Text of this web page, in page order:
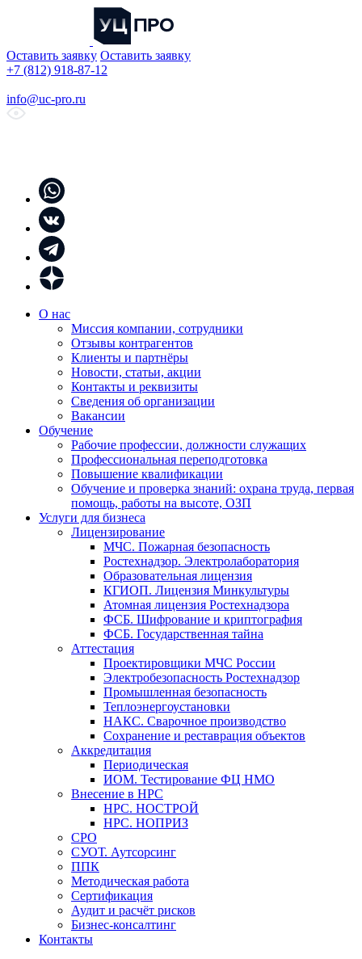
Оставить заявку Оставить заявку
+7 (812) 918-87-12
info@uc-pro.ru
О нас
Миссия компании, сотрудники
Отзывы контрагентов
Клиенты и партнёры
Новости, статьи, акции
Контакты и реквизиты
Сведения об организации
Вакансии
Обучение
Рабочие профессии, должности служащих
Профессиональная переподготовка
Повышение квалификации
Обучение и проверка знаний: охрана труда, первая
помощь, работы на высоте, ОЗП
Услуги для бизнеса
Лицензирование
МЧС. Пожарная безопасность
Ростехнадзор. Электролаборатория
Образовательная лицензия
КГИОП. Лицензия Минкультуры
Атомная лицензия Ростехнадзора
ФСБ. Шифрование и криптография
ФСБ. Государственная тайна
Аттестация
Проектировщики МЧС России
Электробезопасность Ростехнадзор
Промышленная безопасность
Теплоэнергоустановки
НАКС. Сварочное производство
Сохранение и реставрация объектов
Аккредитация
Периодическая
ИОМ. Тестирование ФЦ НМО
Внесение в НРС
НРС. НОСТРОЙ
НРС. НОПРИЗ
СРО
СУОТ. Аутсорсинг
ППК
Методическая работа
Сертификация
Аудит и расчёт рисков
Бизнес-консалтинг
Контакты